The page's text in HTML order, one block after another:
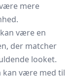
mere
være en
der matcher
looket.
være med til